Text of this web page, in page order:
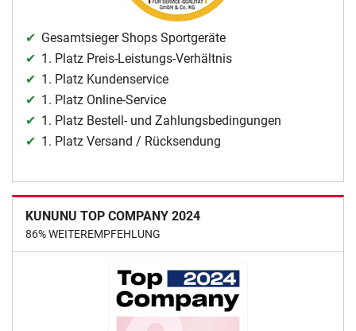
Gesamtsieger Shops Sportgeräte
1. Platz Preis-Leistungs-Verhältnis
1. Platz Kundenservice
1. Platz Online-Service
1. Platz Bestell- und Zahlungsbedingungen
1. Platz Versand / Rücksendung
KUNUNU TOP COMPANY 2024
86% WEITEREMPFEHLUNG